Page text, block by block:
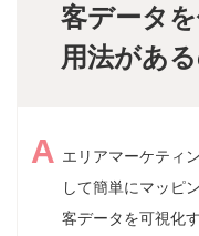
客データ
用法があ
エリアマーケティ
して簡単にマッピ
客データを可視化